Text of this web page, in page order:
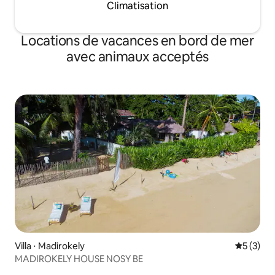
Climatisation
Locations de vacances en bord de mer
avec animaux acceptés
Villa ⋅ Madirokely
5 (3)
MADIROKELY HOUSE NOSY BE